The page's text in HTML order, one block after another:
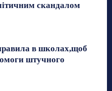
скандалом
в школах,щоб
штучного